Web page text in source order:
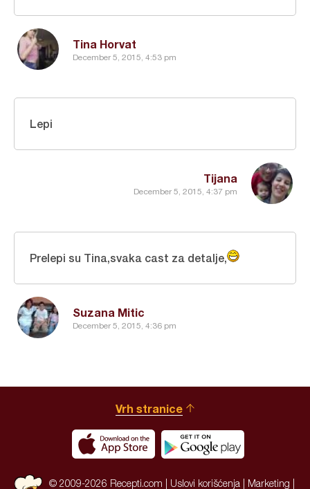
Tina Horvat
December 5, 2015, 4:53 pm
Tijana
December 5, 2015, 4:37 pm
Lepi
Suzana Mitic
December 5, 2015, 4:36 pm
Prelepi su Tina,svaka cast za detalje,
Vrh stranice
© 2009-2026 Recepti.com | Uslovi korišćenja Marketing